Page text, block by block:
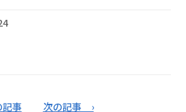
事 次の記事 ›